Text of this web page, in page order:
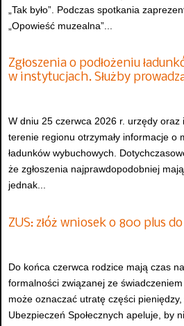
„Tak było”. Podczas spotkania
„Opowieść muzealna”...
Zgłoszenia o podłożeniu
w instytucjach. Służby
W dniu 25 czerwca 2026 r. urzędy oraz
terenie regionu otrzymały informacje o
ładunków wybuchowych.
że zgłoszenia najprawdopodobniej
jednak...
ZUS: złóż wniosek o 800 plus
Do końca czerwca rodzice mają czas
formalności związanej ze
może oznaczać utratę części pieniędzy,
Ubezpieczeń Społecznych apeluje, by